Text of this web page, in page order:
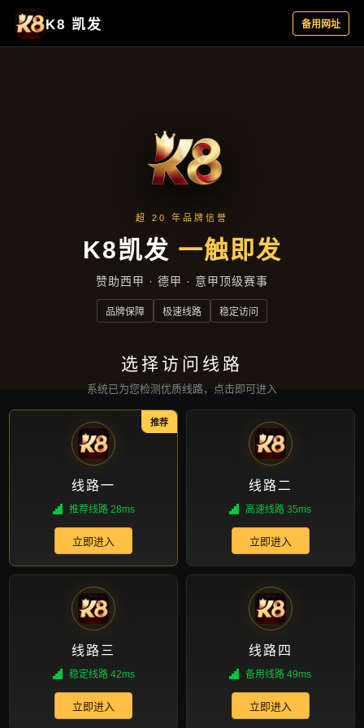
品牌故事
首页 品牌故事